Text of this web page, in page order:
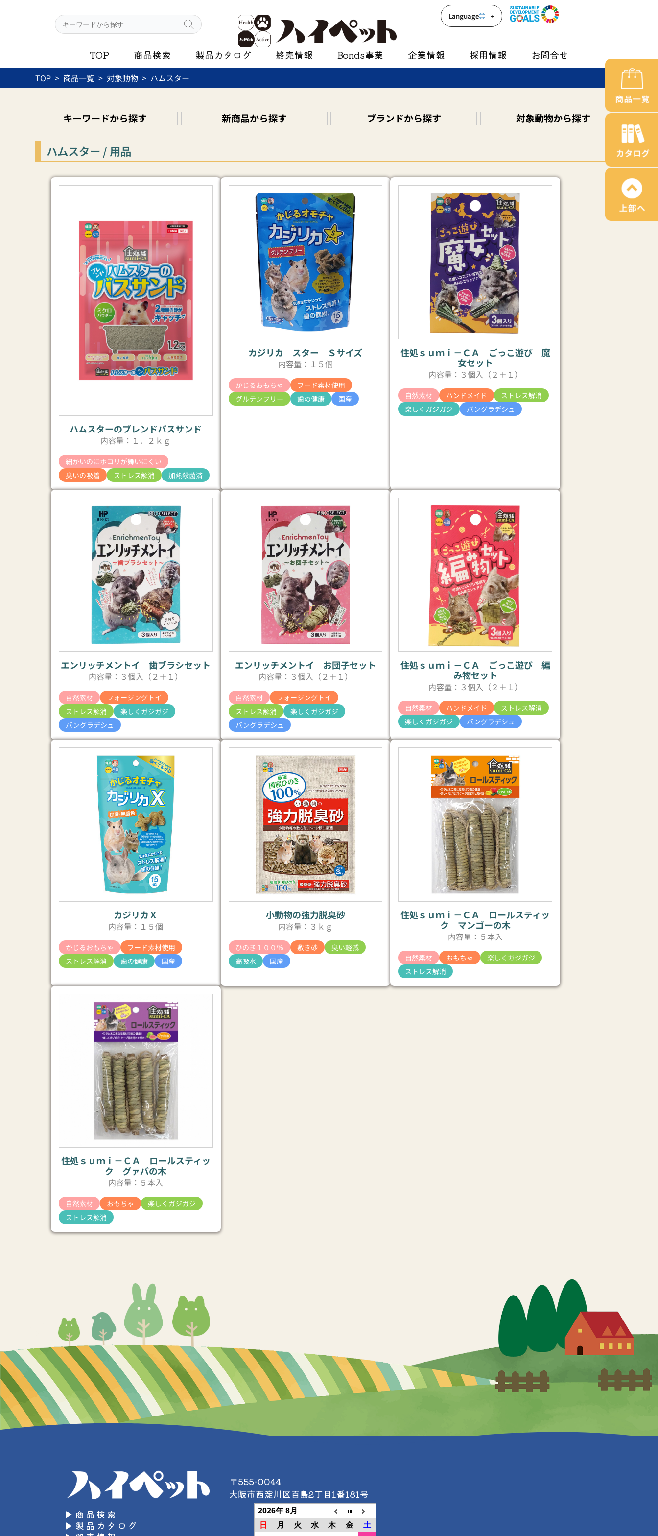
ッ
Language
TOP 商品検索 製品カタログ 終売情報 Bonds事業 企業情報 採用情報 お問合せ
TOP 商品一覧 対象動物 ハムスター
キーワードから探す 新商品から探す ブランドから探す 対象動物から探す
ハムスター / 用品
ハムスターのブレンドバスサンド
内容量：１．２ｋｇ
細かいのにホコリが舞いにくい
臭いの吸着
ストレス解消 加熱殺菌済
カジリカ スター Ｓサイズ
内容量：１５個
かじるおもちゃ
フード素材使用
グルテンフリー
歯の健康 国産
住処ｓｕｍｉ－ＣＡ ごっこ遊び 魔
女セット
内容量：３個入（２＋１）
自然素材 ハンドメイド
ストレス解消
楽しくガジガジ
バングラデシュ
エンリッチメントイ 歯ブラシセット
内容量：３個入（２＋１）
自然素材
フォージングトイ
ストレス解消
楽しくガジガジ
バングラデシュ
エンリッチメントイ お団子セット
内容量：３個入（２＋１）
自然素材
フォージングトイ
ストレス解消
楽しくガジガジ
バングラデシュ
住処ｓｕｍｉ－ＣＡ ごっこ遊び 編
み物セット
内容量：３個入（２＋１）
自然素材 ハンドメイド
ストレス解消
楽しくガジガジ
バングラデシュ
カジリカＸ
内容量：１５個
かじるおもちゃ
フード素材使用
ストレス解消
歯の健康 国産
小動物の強力脱臭砂
内容量：３ｋｇ
ひのき１００％ 敷き砂
臭い軽減
高吸水
国産
住処ｓｕｍｉ－ＣＡ ロールスティッ
ク マンゴーの木
内容量：５本入
自然素材 おもちゃ
楽しくガジガジ
ストレス解消
住処ｓｕｍｉ－ＣＡ ロールスティッ
ク グァバの木
内容量：５本入
自然素材 おもちゃ
楽しくガジガジ
ストレス解消
▶商品検索
▶製品カタログ
〒555-0044
大阪市西淀川区百島2丁目1番181号
2026年 8月
日
月 火 水 木 金
土